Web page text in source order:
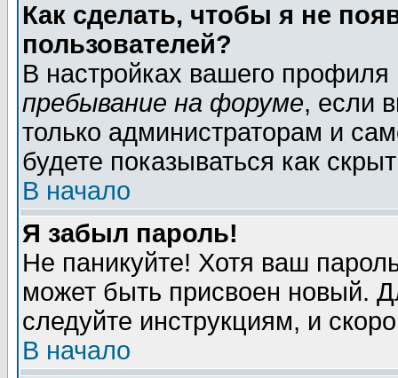
Как сделать, чтобы я не
пользователей?
В настройках вашего
пребывание на форуме, если
только администраторам и
будете показываться как
В начало
Я забыл пароль!
Не паникуйте! Хотя ваш
может быть присвоен новый.
следуйте инструкциям, и
В начало